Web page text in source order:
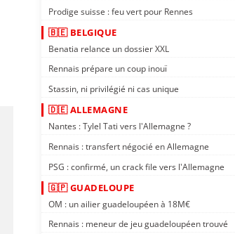
Prodige suisse : feu vert pour Rennes
🇧🇪 BELGIQUE
Benatia relance un dossier XXL
Rennais prépare un coup inouï
Stassin, ni privilégié ni cas unique
🇩🇪 ALLEMAGNE
Nantes : Tylel Tati vers l'Allemagne ?
Rennais : transfert négocié en Allemagne
PSG : confirmé, un crack file vers l'Allemagne
🇬🇵 GUADELOUPE
OM : un ailier guadeloupéen à 18M€
Rennais : meneur de jeu guadeloupéen trouvé